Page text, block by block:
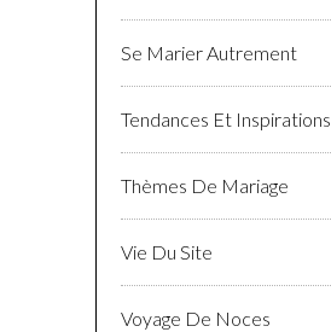
Se Marier Autrement
Tendances Et Inspirations
Thèmes De Mariage
Vie Du Site
Voyage De Noces